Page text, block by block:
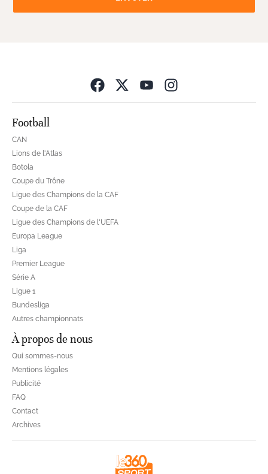
Football
CAN
Lions de l'Atlas
Botola
Coupe du Trône
Ligue des Champions de la CAF
Coupe de la CAF
Ligue des Champions de l'UEFA
Europa League
Liga
Premier League
Série A
Ligue 1
Bundesliga
Autres championnats
À propos de nous
Qui sommes-nous
Mentions légales
Publicité
FAQ
Contact
Archives